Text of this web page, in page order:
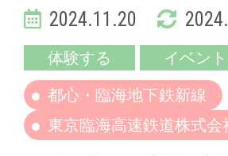
2024.11.20
体験する イベント
都心・臨海地下鉄新線
東京臨海高速鉄道株式会